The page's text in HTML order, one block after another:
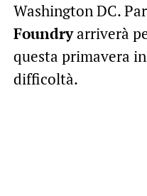
Washington DC.
Foundryarriverà
questa primavera
difficoltà.